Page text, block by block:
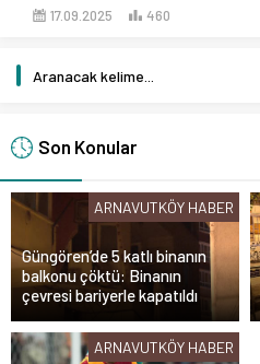
17.09.2025 460
Son Konular
ARNAVUTKÖY HABER
Güngören’de 5 katlı binanın
balkonu çöktü: Binanın
çevresi bariyerle kapatıldı
ARNAVUTKÖY HABER